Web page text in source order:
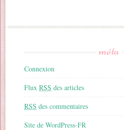
méta
Connexion
FluxRSS des articles
RSS des commentaires
Site de WordPress-FR